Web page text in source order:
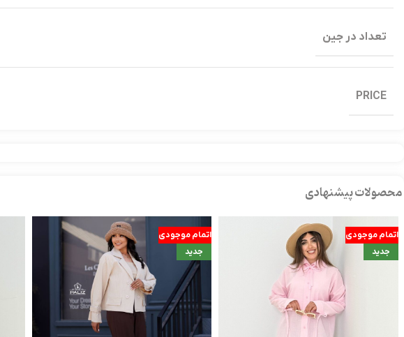
تعداد در جین
PRICE
محصولات پیشنهادی
اتمام موجودی
جدید
اتمام موجودی
جدید